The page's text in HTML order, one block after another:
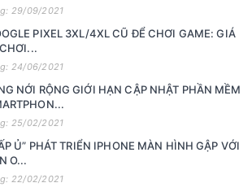
29/09/2021
PIXEL 3XL/4XL CŨ ĐỂ CHƠI GAME: GIÁ
24/06/2021
NỚI RỘNG GIỚI HẠN CẬP NHẬT PHẦN MỀM
25/02/2021
Ủ” PHÁT TRIỂN IPHONE MÀN HÌNH GẬP VỚI
O...
22/02/2021